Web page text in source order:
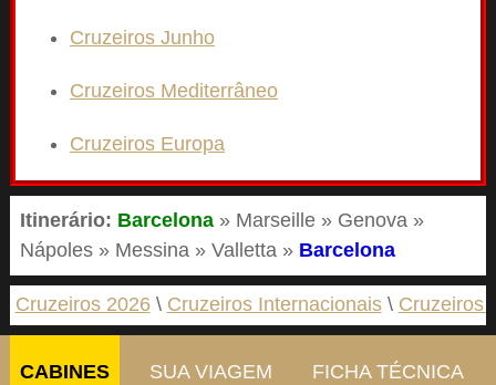
Cruzeiros Junho
Cruzeiros Mediterrâneo
Cruzeiros Europa
Itinerário: Barcelona » Marseille » Genova »
Nápoles » Messina » Valletta » Barcelona
Cruzeiros 2026 Cruzeiros Internacionais Cruzeiros
CABINES SUA VIAGEM FICHA TÉCNICA